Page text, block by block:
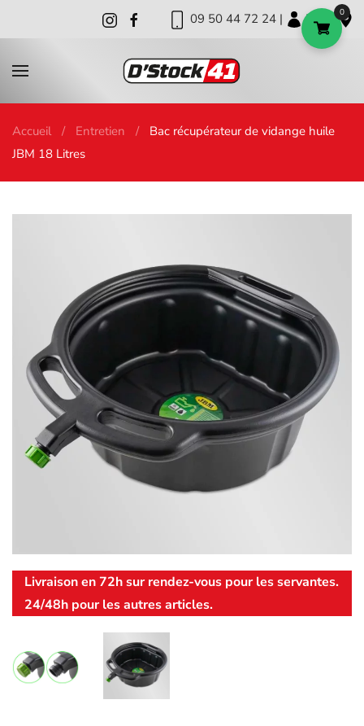
09 50 44 72 24 | | |
Accueil Entretien
Bac récupérateur de vidange huile
JBM 18 Litres
Livraison en 72h sur rendez-vous pour les servantes.
24/48h pour les autres articles.
0